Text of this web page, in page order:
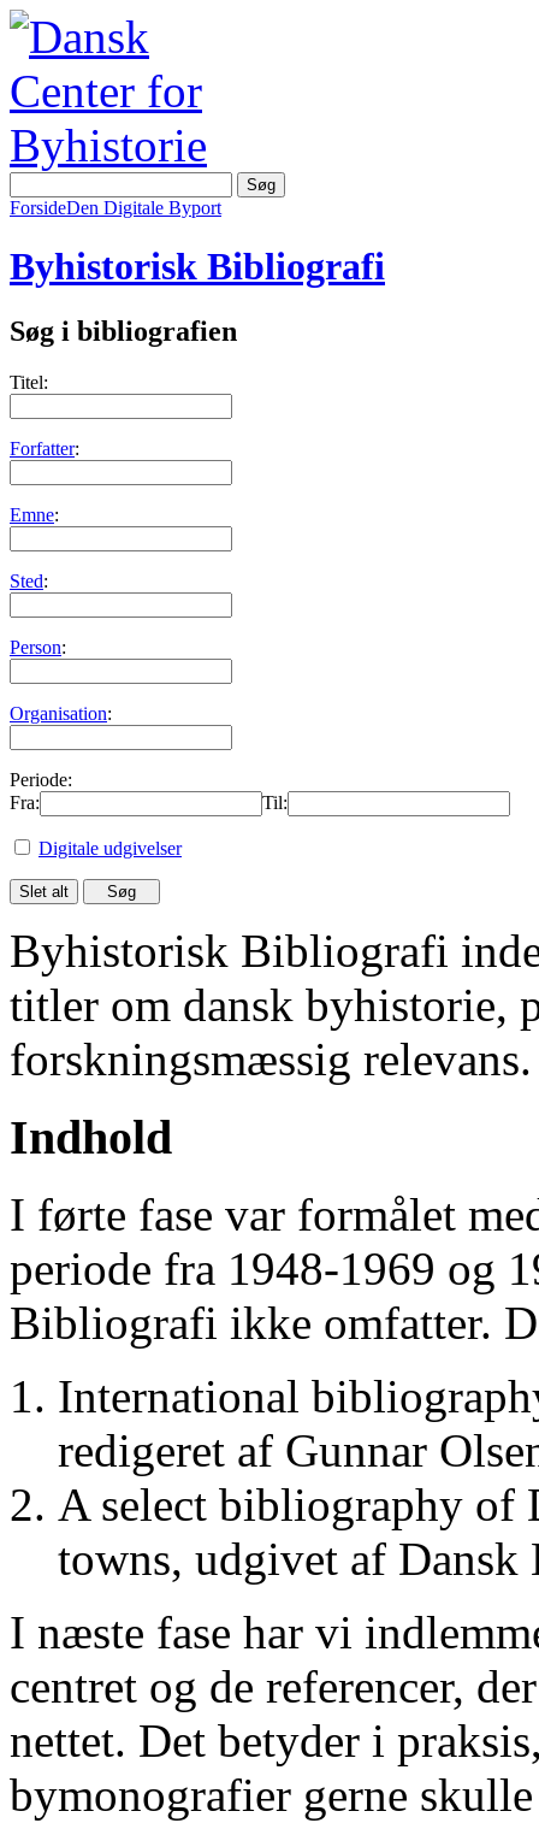
ForsideDen Digitale Byport
Byhistorisk Bibliografi
Søg i bibliografien
Titel:
Forfatter:
Emne:
Sted:
Person:
Organisation:
Periode:
Fra:
Til:
Digitale udgivelser
Byhistorisk Bibliografi
titler om dansk byhistorie,
forskningsmæssig relevans.
Indhold
I førte fase var formålet
periode fra 1948-1969 og
Bibliografi ikke omfatter.
International
redigeret af Gunnar
A select bibliography of
towns, udgivet af
I næste fase har vi
centret og de referencer,
nettet. Det betyder i
bymonografier gerne